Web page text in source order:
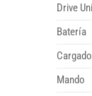
Drive
Batería
Mando